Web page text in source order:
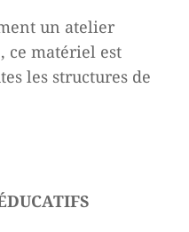
un atelier
ce matériel est
les structures de